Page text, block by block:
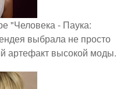
"Человека - Паука:
выбрала не просто
артефакт высокой моды.